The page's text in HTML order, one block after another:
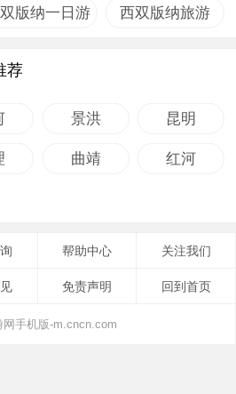
版纳一日游 西双版纳旅游
荐
景洪 昆明
曲靖 红河
帮助中心 关注我们
免责声明 回到首页
网手机版-m.cncn.com